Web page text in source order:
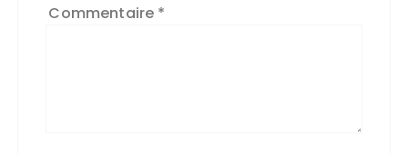
Commentaire *